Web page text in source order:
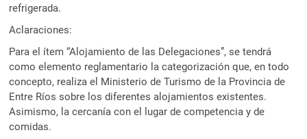
refrigerada.
Aclaraciones:
Para el ítem “Alojamiento de las Delegaciones”, se tendrá
como elemento reglamentario la categorización que, en todo
concepto, realiza el Ministerio de Turismo de la Provincia de
Entre Ríos sobre los diferentes alojamientos existentes.
Asimismo, la cercanía con el lugar de competencia y de
comidas.